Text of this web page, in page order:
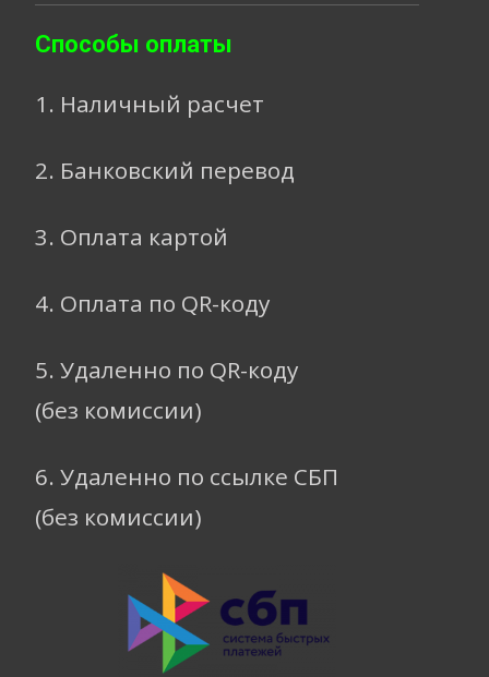
Способы оплаты
1. Наличный расчет
2. Банковский перевод
3. Оплата картой
4. Оплата по QR-коду
5. Удаленно по QR-коду
(без комиссии)
6. Удаленно по ссылке СБП
(без комиссии)